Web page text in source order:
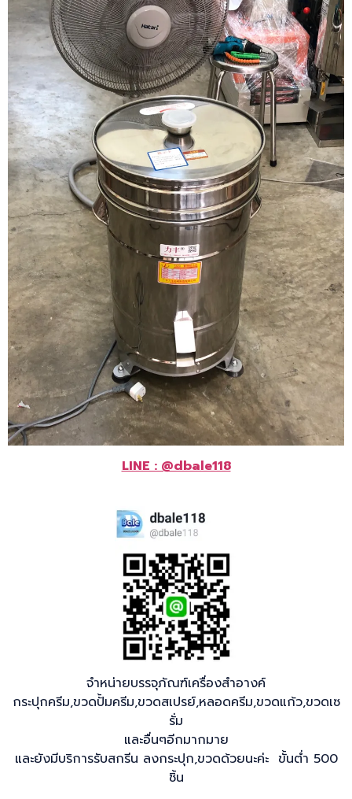
LINE : @dbale118
จำหน่ายบรรจุภัณฑ์เครื่องสำอางค์
กระปุกครีม,ขวดปั้มครีม,ขวดสเปรย์,หลอดครีม,ขวดแก้ว,ขวดเซ
รั่ม
และอื่นๆอีกมากมาย
และยังมีบริการรับสกรีน ลงกระปุก,ขวดด้วยนะค่ะ ขั้นต่ำ 500
ชิ้น